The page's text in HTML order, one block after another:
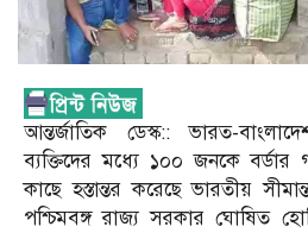
আন্তর্জাতিক ডেস্ক:: ভারত-
ব্যক্তিদের মধ্যে ১০০ জনকে বর্ডার
কাছে হস্তান্তর করেছে ভারতীয়
পশ্চিমবঙ্গ রাজ্য সরকার ঘোষিত